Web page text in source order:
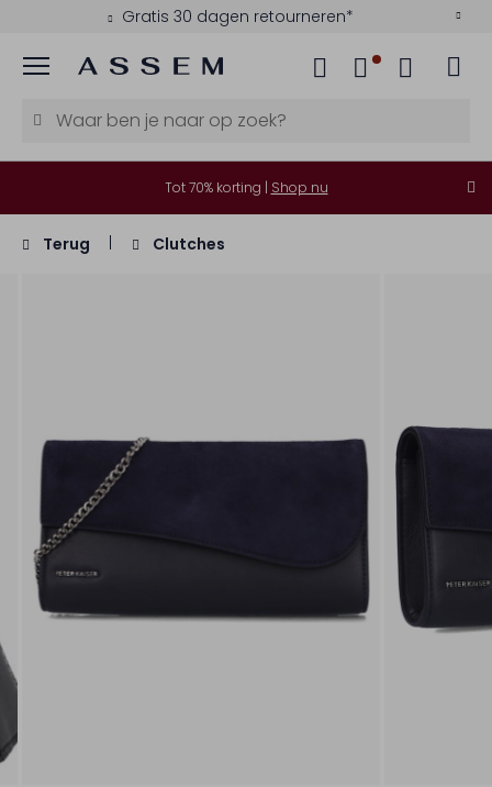
Gratis 30 dagen retourneren*
Menu
Tot 70% korting | Shop nu
Terug Clutches